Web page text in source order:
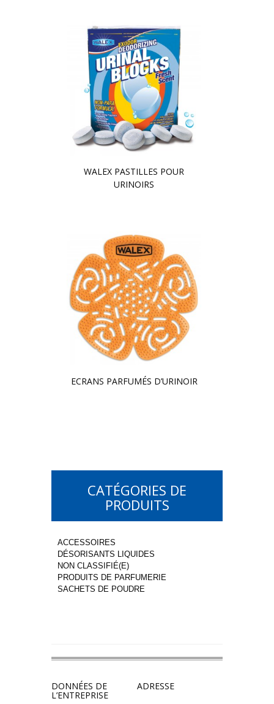
WALEX PASTILLES POUR
URINOIRS
ECRANS PARFUMÉS D’URINOIR
CATÉGORIES DE
PRODUITS
ACCESSOIRES
DÉSORISANTS LIQUIDES
NON CLASSIFIÉ(E)
PRODUITS DE PARFUMERIE
SACHETS DE POUDRE
DONNÉES DE
L’ENTREPRISE
ADRESSE